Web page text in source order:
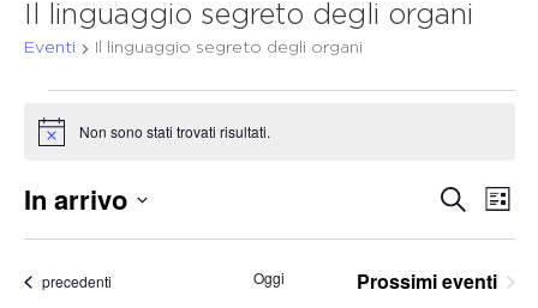
Il linguaggio segreto degli organi
Eventi Il linguaggio segreto degli organi
Notice Non sono stati trovati risultati.
Eventi
viste
Cerca
Lista
In arrivo
Seleziona
la Eventi
precedenti Oggi Prossimi eventi